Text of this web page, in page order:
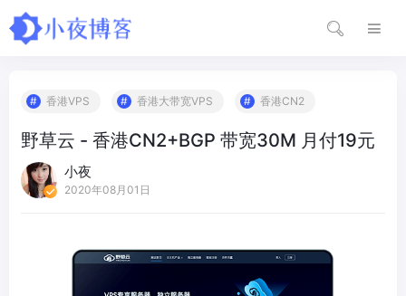
香港VPS 香港大带宽VPS 香港CN2
野草云 - 香港CN2+BGP 带宽30M 月付19元
小夜
2020年08月01日